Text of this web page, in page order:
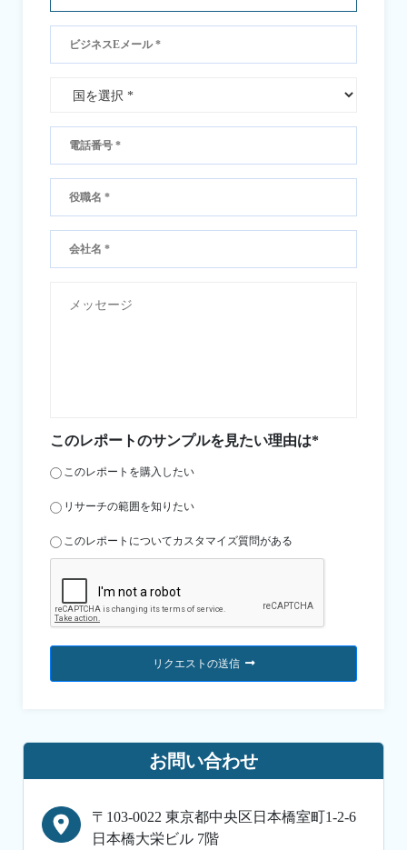
このレポートのサンプルを見たい理由は*
このレポートを購入したい
リサーチの範囲を知りたい
このレポートについてカスタマイズ質問がある
リクエストの送信
お問い合わせ
〒103-0022 東京都中央区日本橋室町1-2-6
日本橋大栄ビル 7階